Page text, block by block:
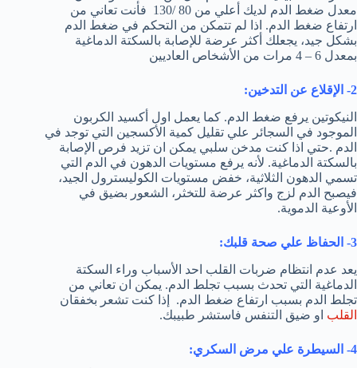
معدل ضغط الدم لديك أعلي من 80 /130 فأنت تعاني من
ارتفاع ضغط الدم. اذا لم تتمكن من التحكم في ضغط الدم
بشكل جيد، يجعلك أكثر عرضة للإصابة بالسكتة الدماغية
بمعدل 6 – 4 مرات من الأشخاص العاديين
2- الإقلاع عن التدخين:
النيكوتين يرفع ضغط الدم. كما يعمل اول أكسيد الكربون
الموجود في السجائر علي تقليل كمية الأكسجين التي توجد في
الدم .حتي اذا كنت مدخن سلبي يمكن ان تزيد فرص الإصابة
بالسكتة الدماغية. لأنه يرفع مستويات الدهون في الدم التي
تسمي الدهون الثلاثية، خفض مستويات الكوليسترول الجيد،
فيصبح الدم لزج واكثر عرضة للتخثر، الشعور بضيق في
الأوعية الدموية.
3- الحفاظ علي صحة قلبك:
يعد عدم انتظام ضربات القلب احد الأسباب وراء السكتة
الدماغية التي تحدث بسبب تجلط الدم. يمكن ان تعاني من
تجلط الدم بسبب ارتفاع ضغط الدم. إذا كنت تشعر بخفقان
القلب او ضيق التنفس فاستشر طبيبك.
4- السيطرة علي مرض السكري: